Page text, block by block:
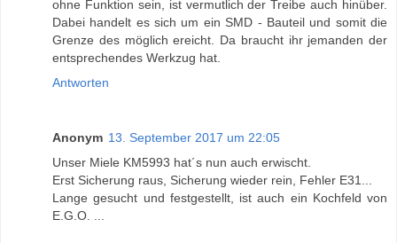
ohne Funktion sein, ist vermutlich der Treibe auch hinüber.
Dabei handelt es sich um ein SMD - Bauteil und somit die
Grenze des möglich ereicht. Da braucht ihr jemanden der
entsprechendes Werkzug hat.
Antworten
Anonym 13. September 2017 um 22:05
Unser Miele KM5993 hat´s nun auch erwischt.
Erst Sicherung raus, Sicherung wieder rein, Fehler E31...
Lange gesucht und festgestellt, ist auch ein Kochfeld von
E.G.O. ...